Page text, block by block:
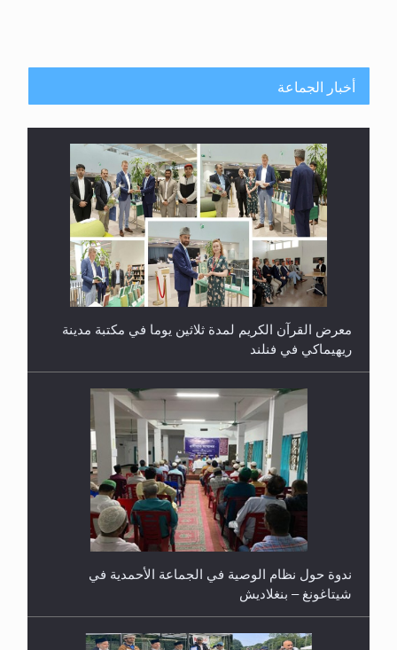
أخبار الجماعة
معرض القرآن الكريم لمدة ثلاثين يوما في مكتبة مدينة
ريهيماكي في فنلند
ندوة حول نظام الوصية في الجماعة الأحمدية في
شيتاغونغ – بنغلاديش